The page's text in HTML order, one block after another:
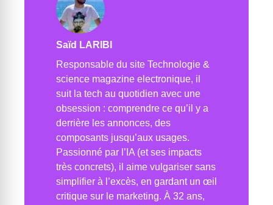
Saïd LARIBI
Responsable du site Technologie &
science magazine electronique, il
suit la tech au quotidien avec une
obsession : comprendre ce qu’il y a
derrière les annonces, des
composants jusqu’aux usages.
Passionné par l’IA (et ses impacts
très concrets), il aime vulgariser sans
simplifier à l’excès, en gardant un œil
critique sur le marketing. À 32 ans,